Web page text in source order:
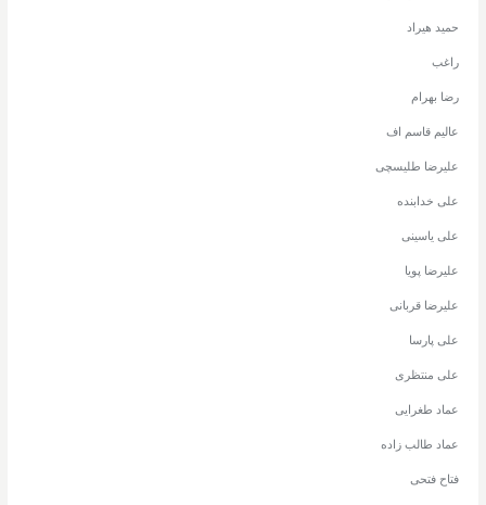
حمید هیراد
راغب
رضا بهرام
عالیم قاسم اف
علیرضا طلیسچی
علی خدابنده
علی یاسینی
علیرضا پویا
علیرضا قربانی
علی پارسا
علی منتظری
عماد طغرایی
عماد طالب زاده
فتاح فتحی